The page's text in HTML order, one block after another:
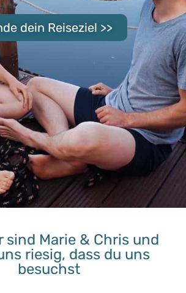
dein Reiseziel >>
sind Marie & Chris und
riesig, dass du uns
besuchst